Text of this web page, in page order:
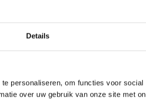
Details
personaliseren, om functies voor
over uw gebruik van onze site met